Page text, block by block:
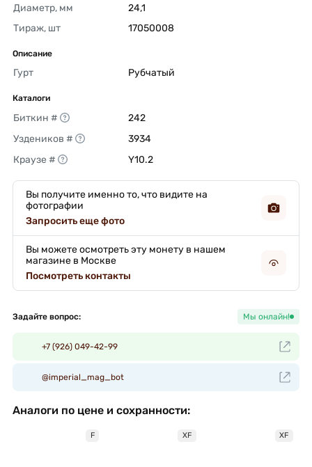
Диаметр, мм
24,1
Тираж, шт
17050008
Описание
Гурт Рубчатый
Каталоги
Биткин #
242
Уздеников #
3934
Краузе #
Y10.2
Вы получите именно то, что видите на
фотографии
Запросить еще фото
Вы можете осмотреть эту монету в нашем
магазине в Москве
Посмотреть контакты
Задайте вопрос: Мы онлайн!
+7 (926) 049-42-99
@imperial_mag_bot
Аналоги по цене и сохранности:
F XF XF